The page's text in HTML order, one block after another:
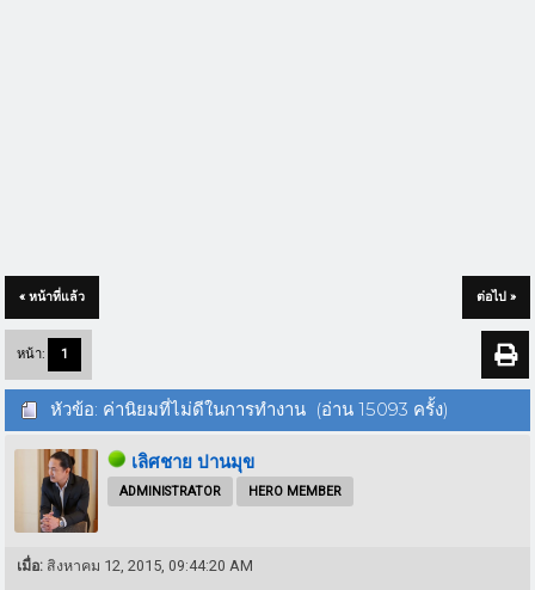
« หน้าที่แล้ว ต่อไป »
หน้า: 1
หัวข้อ: ค่านิยมที่ไม่ดีในการทำงาน (อ่าน 15093 ครั้ง)
เลิศชาย ปานมุข
ADMINISTRATOR HERO MEMBER
เมื่อ: สิงหาคม 12, 2015, 09:44:20 AM